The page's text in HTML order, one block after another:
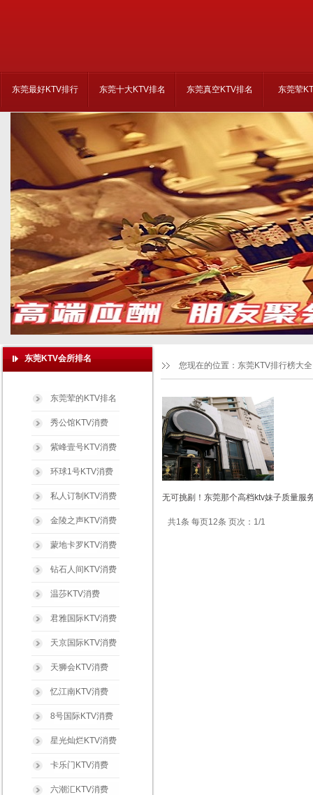
东莞最好KTV排行 东莞十大KTV排名 东莞真空KTV排名 东莞荤
无可挑剔！东莞那个高档ktv妹子质量服
共1条 每页12条 页次：1/1
您现在的位置： 东莞KTV排行榜大全
东莞KTV会所排名
东莞荤的KTV排名
秀公馆KTV消费
紫峰壹号KTV消费
环球1号KTV消费
私人订制KTV消费
金陵之声KTV消费
蒙地卡罗KTV消费
钻石人间KTV消费
温莎KTV消费
君雅国际KTV消费
天京国际KTV消费
天狮会KTV消费
忆江南KTV消费
8号国际KTV消费
星光灿烂KTV消费
卡乐门KTV消费
六潮汇KTV消费